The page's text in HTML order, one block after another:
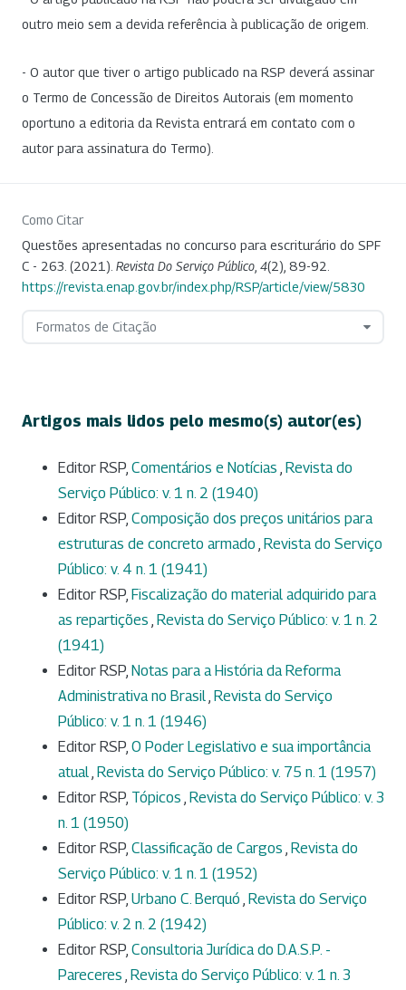
outro meio sem a devida referência à publicação de origem.
- O autor que tiver o artigo publicado na RSP deverá assinar
o Termo de Concessão de Direitos Autorais (em momento
oportuno a editoria da Revista entrará em contato com o
autor para assinatura do Termo).
Como Citar
Questões apresentadas no concurso para escriturário do SPF
C - 263. (2021). Revista Do Serviço Público 4(2), 89-92.
https://revista.enap.gov.br/index.php/RSP/article/view/5830
Formatos de Citação
Artigos mais lidos pelo mesmo(s) autor(es)
Editor RSP, Comentários e Notícias , Revista do
Serviço Público: v. 1 n. 2 (1940)
Editor RSP, Composição dos preços unitários para
estruturas de concreto armado , Revista do Serviço
Público: v. 4 n. 1 (1941)
Editor RSP, Fiscalização do material adquirido para
as repartições , Revista do Serviço Público: v. 1 n. 2
(1941)
Editor RSP, Notas para a História da Reforma
Administrativa no Brasil, Revista do Serviço
Público: v. 1 n. 1 (1946)
Editor RSP, O Poder Legislativo e sua importância
atual, Revista do Serviço Público: v. 75 n. 1 (1957)
Editor RSP, Tópicos , Revista do Serviço Público: v. 3
n. 1 (1950)
Editor RSP, Classificação de Cargos , Revista do
Serviço Público: v. 1 n. 1 (1952)
Editor RSP, Urbano C. Berquó , Revista do Serviço
Público: v. 2 n. 2 (1942)
Editor RSP, Consultoria Jurídica do D.A.S.P. -
Pareceres , Revista do Serviço Público: v. 1 n. 3